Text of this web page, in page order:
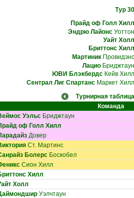
Тур 30
Прайд оф Голл Хилл
Эндрю ЛайонсУоттон
Уайт Холл
Бриттонс Хилл
МартиникПровидэнс
ЛациоБриджтаун
ЮВИ БлэкбердсКейв Хилл
Сентрал Лиг СпартансМаркет Хилл
Турнирная
Команда
Уэльс Бриджтаун
оф Голл Хилл
Довер
Ст. Мартинс
Болерс Боскобел
Сион Хилл
Хилл
Холл
Уэлчтаун